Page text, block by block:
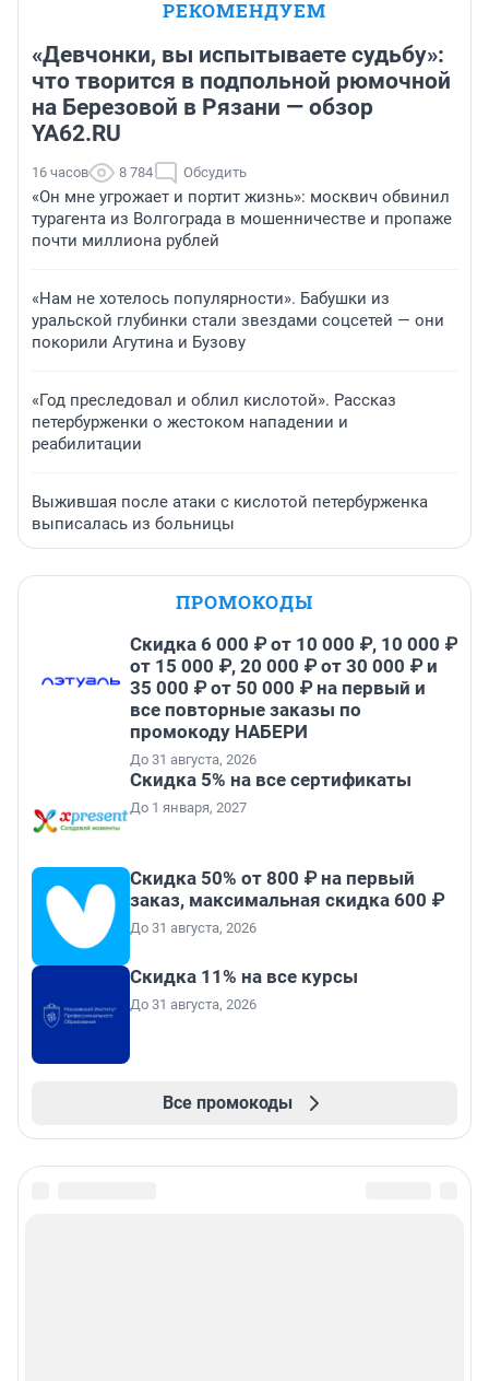
РЕКОМЕНДУЕМ
«Девчонки, вы испытываете судьбу»:
что творится в подпольной рюмочной
на Березовой в Рязани — обзор
YA62.RU
16 часов 8 784 Обсудить
«Он мне угрожает и портит жизнь»: москвич обвинил
турагента из Волгограда в мошенничестве и пропаже
почти миллиона рублей
«Нам не хотелось популярности». Бабушки из
уральской глубинки стали звездами соцсетей — они
покорили Агутина и Бузову
«Год преследовал и облил кислотой». Рассказ
петербурженки о жестоком нападении и
реабилитации
Выжившая после атаки с кислотой петербурженка
выписалась из больницы
ПРОМОКОДЫ
Скидка 6 000 ₽ от 10 000 ₽, 10 000 ₽
от 15 000 ₽, 20 000 ₽ от 30 000 ₽ и
35 000 ₽ от 50 000 ₽ на первый и
все повторные заказы по
промокоду НАБЕРИ
До 31 августа, 2026
Скидка 5% на все сертификаты
До 1 января, 2027
Скидка 50% от 800 ₽ на первый
заказ, максимальная скидка 600 ₽
До 31 августа, 2026
Скидка 11% на все курсы
До 31 августа, 2026
Все промокоды